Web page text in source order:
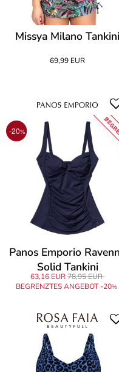
Missya Milano Tankini
69,99 EUR
-20%
Panos Emporio
Solid Tankini
63,16 EUR78,95 EUR
BEGRENZTES ANGEBOT -20%